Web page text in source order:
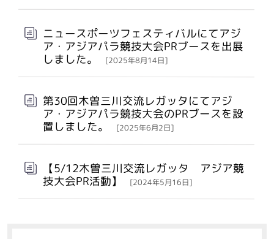
ニュースポーツフェスティバルにてアジ
ア・アジアパラ競技大会PRブースを出展
しました。 [2025年8月14日]
第30回木曽三川交流レガッタにてアジ
ア・アジアパラ競技大会のPRブースを設
置しました。 [2025年6月2日]
【5/12木曽三川交流レガッタ アジア競
技大会PR活動】 [2024年5月16日]